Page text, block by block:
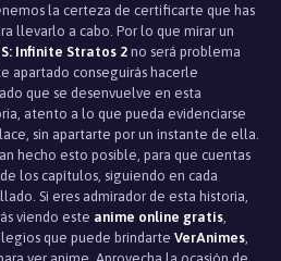
la certeza de certificarte que has
llevarlo a cabo. Por lo que mirar un
Infinite Stratos 2 no será problema
apartado conseguirás hacerle
que se desenvuelve en esta
atento a lo que pueda evidenciarse
sin apartarte por un instante de ella.
hecho esto posible, para que cuentas
los capítulos, siguiendo en cada
Si eres admirador de esta historia,
viendo este anime online gratis
que puede brindarte VerAnimes